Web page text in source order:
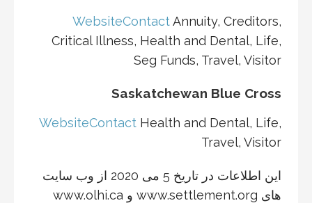
WebsiteContactAnnuity, Creditors,
Critical Illness, Health and Dental, Life,
Seg Funds, Travel, Visitor
Saskatchewan Blue Cross
WebsiteContact Health and Dental, Life,
Travel, Visitor
این اطلاعات در تاریخ 5 می 2020 از وب سایت
های www.settlement.org و www.olhi.ca